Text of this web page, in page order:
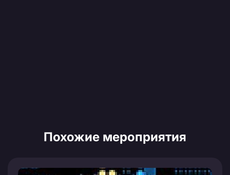
Похожие мероприятия